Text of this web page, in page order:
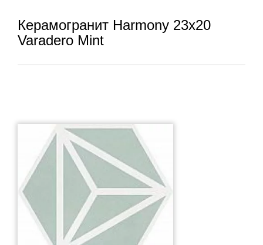
Керамогранит Harmony 23x20
Varadero Mint